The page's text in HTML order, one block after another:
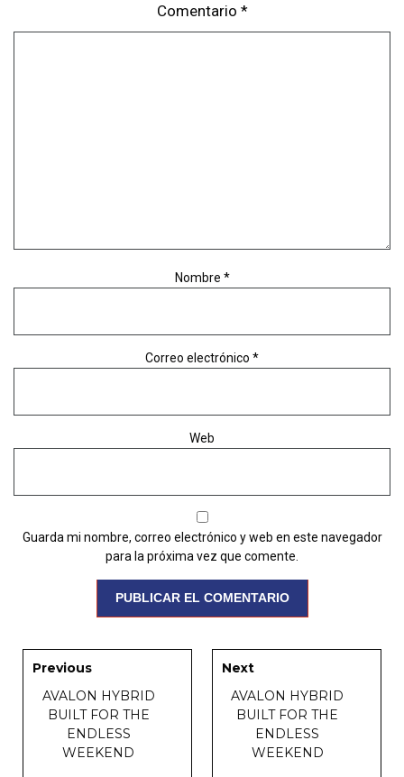
Comentario *
Nombre *
Correo electrónico *
Web
Guarda mi nombre, correo electrónico y web en este navegador
para la próxima vez que comente.
Previous
AVALON HYBRID
BUILT FOR THE
ENDLESS
WEEKEND
Next
AVALON HYBRID
BUILT FOR THE
ENDLESS
WEEKEND